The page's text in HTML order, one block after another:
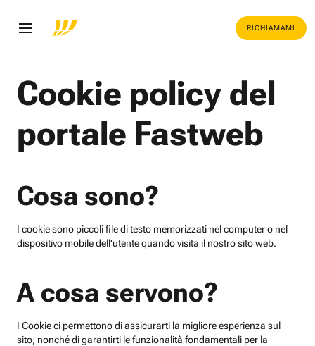
RICHIAMAMI
Cookie policy del
portale Fastweb
Cosa sono?
I cookie sono piccoli file di testo memorizzati nel computer o nel
dispositivo mobile dell'utente quando visita il nostro sito web.
A cosa servono?
I Cookie ci permettono di assicurarti la migliore esperienza sul
sito, nonché di garantirti le funzionalità fondamentali per la